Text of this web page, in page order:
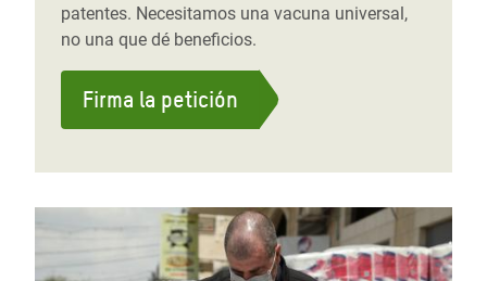
patentes. Necesitamos una vacuna universal,
no una que dé beneficios.
Firma la petición